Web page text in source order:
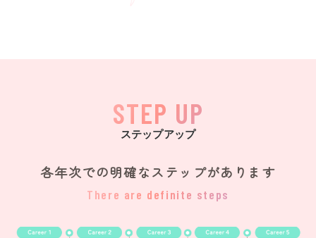
STEP UP
ステップアップ
各年次での明確なステップがあります
There are definite steps